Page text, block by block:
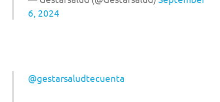
6, 2024
@gestarsaludtecuenta